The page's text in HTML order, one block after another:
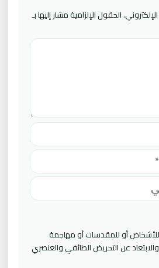
الحقول الإلزامية مشار إليها بـ
للأشخاص أو للمقدسات أو مهاجمة
والابتعاد عن التحريض الطائفي والعنصري